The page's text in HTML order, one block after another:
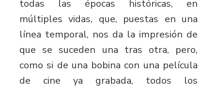
todas las épocas históricas, en
múltiples vidas, que, puestas en una
línea temporal, nos da la impresión de
que se suceden una tras otra, pero,
como si de una bobina con una película
de cine ya grabada, todos los